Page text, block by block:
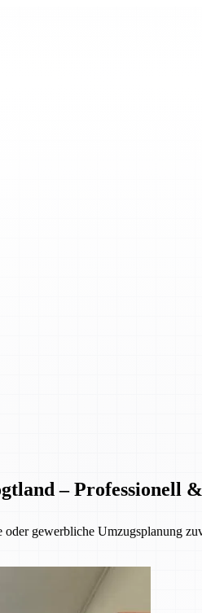
– Professionell
gewerbliche Umzugsplanung